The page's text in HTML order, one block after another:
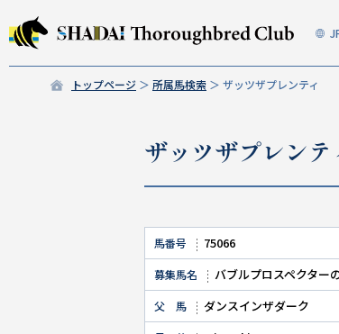
トップページ 所属馬検索 ザッツザプレンティ
ザッツザプレンテ
馬番号 75066
募集馬名 バブルプロスペクター
父 馬 ダンスインザダーク